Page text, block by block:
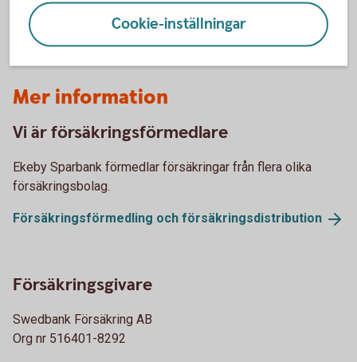
Mer information
Vi är försäkringsförmedlare
Ekeby Sparbank förmedlar försäkringar från flera olika
försäkringsbolag.
Försäkringsförmedling och försäkringsdistribution
Försäkringsgivare
Swedbank Försäkring AB
Org nr 516401-8292
Cookie-inställningar